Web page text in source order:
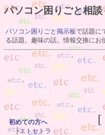
パソコン困りごと相
パソコン困りごと掲示板で話題に
る話題。趣味の話。情報交換にお
初めての方へ
├エトセトラ